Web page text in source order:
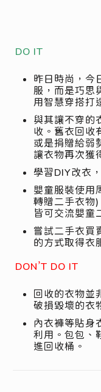
DO IT
昨日時尚，今
服，而是巧思
用智慧穿搭打
與其讓不穿的
收。舊衣回收
或是捐贈給弱
讓衣物再次獲
學習DIY改衣
嬰童服裝使用
轉贈二手衣物
皆可交流嬰童
嘗試二手衣買
的方式取得衣
DON’T DO IT
回收的衣物並
破損毀壞的衣
內衣褲等貼身
利用。包包、
進回收桶。